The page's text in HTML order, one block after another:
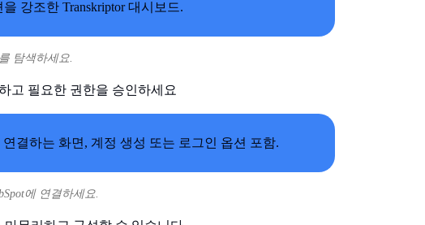
탐색하세요.
고 필요한 권한을 승인하세요
에 연결하세요.